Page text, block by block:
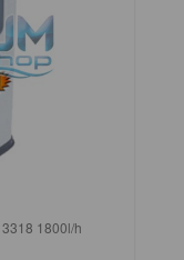
1800l/h